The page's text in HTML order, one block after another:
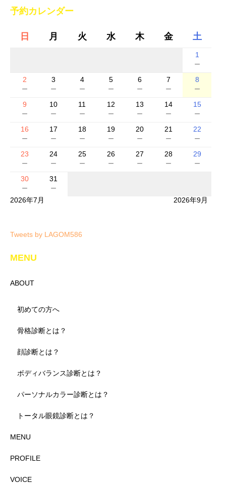
予約カレンダー
日 月 火 水 木 金 土
1
－
2
－
3
－
4
－
5
－
6
－
7
－
8
－
9
－
10
－
11
－
12
－
13
－
14
－
15
－
16
－
17
－
18
－
19
－
20
－
21
－
22
－
23
－
24
－
25
－
26
－
27
－
28
－
29
－
30
－
31
－
2026年7月 2026年9月
Tweets by LAGOM586
MENU
ABOUT
初めての方へ
骨格診断とは？
顔診断とは？
ボディバランス診断とは？
パーソナルカラー診断とは？
トータル眼鏡診断とは？
MENU
PROFILE
VOICE